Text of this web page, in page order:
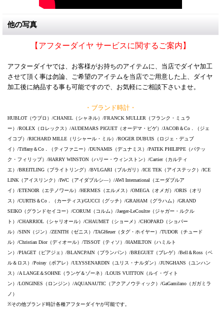
他の写真
【アフターダイヤ サービスに関するご案内】
アフターダイヤでは、お客様がお持ちのアイテムに、当店でダイヤ加工
させて頂く事は勿論、ご希望のアイテムを当店でご用意した上、ダイヤ
加工後に納品する事も可能ですので、お気軽にご相談下さいませ。
・ブランド時計・
HUBLOT（ウブロ）/CHANEL（シャネル）/FRANCK MULLER（フランク・ミュラ
ー）/ROLEX（ロレックス）/AUDEMARS PIGUET（オーデマ・ピゲ）/JACOB＆Co．（ジェ
イコブ）/RICHARD MILLE（リシャール・ミル）/ROGER DUBUIS（ロジェ・デュブ
イ）/Tiffany＆Co．（ティファニー）/DUNAMIS（デュナミス）/PATEK PHILIPPE（パテッ
ク・フィリップ）/HARRY WINSTON（ハリー・ウィンストン）/Cartier（カルティ
エ）/BREITLING（ブライトリング）/BVLGARI（ブルガリ）/ICE TEK（アイステック）/ICE
LINK（アイスリンク）/IWC（アイダブルシ―）/AWI International（エーダブルア
イ）/ETENOIR（エテノワール）/HERMES（エルメス）/OMEGA（オメガ）/ORIS（オリ
ス）/CURTIS＆Co．（カーティス)/GUCCI（グッチ）/GRAHAM（グラハム）/GRAND
SEIKO（グランドセイコー）/CORUM（コルム）/Jaeger-LeCoultre（ジャガー・ルクル
ト）/CHARRIOL（シャリオール）/CHAUMET（ショーメ）/CHOPARD（ショパー
ル）/SINN（ジン）/ZENITH（ゼニス）/TAGHeuer（タグ・ホイヤー）/TUDOR（チュード
ル）/Christian Dior（ディオール）/TISSOT（ティソ）/HAMILTON（ハミルト
ン）/PIAGET（ピアジェ）/BLANCPAIN（ブランパン）/BREGUET（ブレゲ）/Bell＆Ross（ベ
ル＆ロス）/Poiray（ポアレ）/ULYSSENARDIN（ユリス・ナルダン）/JUNGHANS（ユンハン
ス）/A LANGE＆SOHNE（ランゲ＆ゾーネ）/LOUIS VUITTON（ルイ・ヴィト
ン）/LONGINES（ロンジン）/AQUANAUTIC（アクアノウティック）/GaGamilano（ガガミラ
ノ）
※その他ブランド時計各種アフターダイヤが可能です。